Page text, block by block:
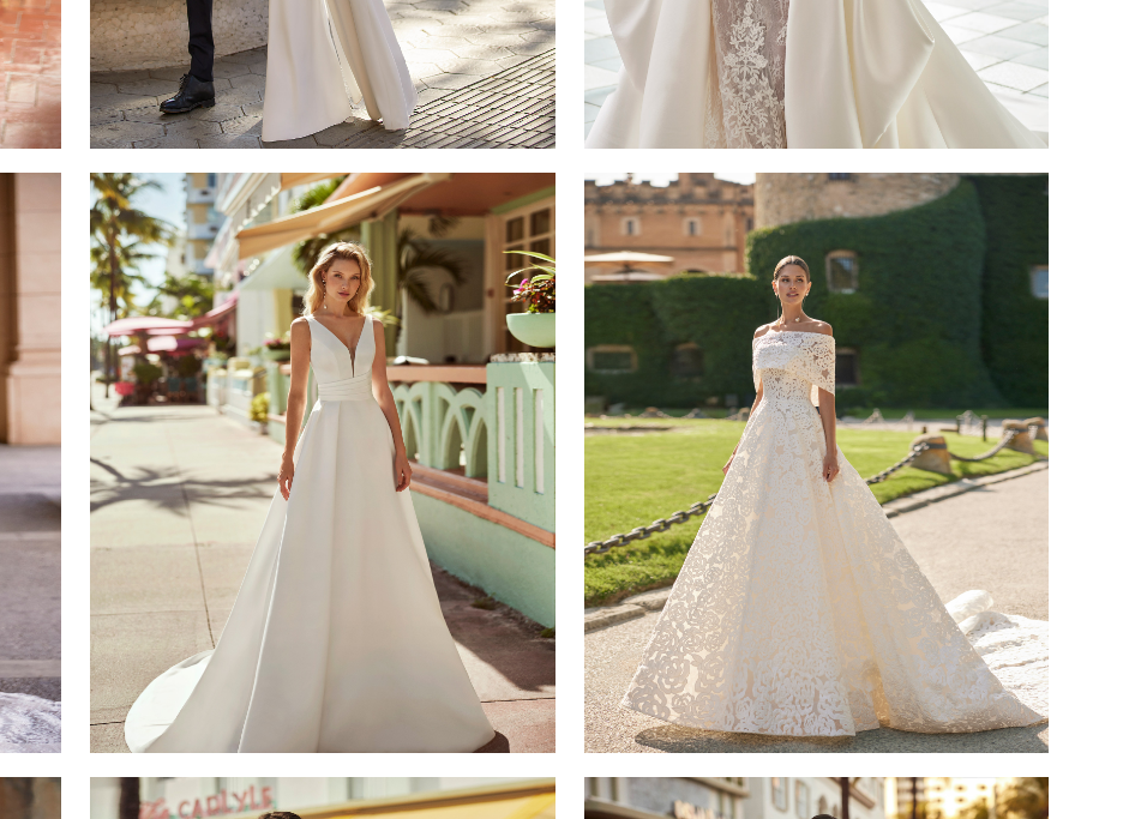
CISCA ZAVIDA